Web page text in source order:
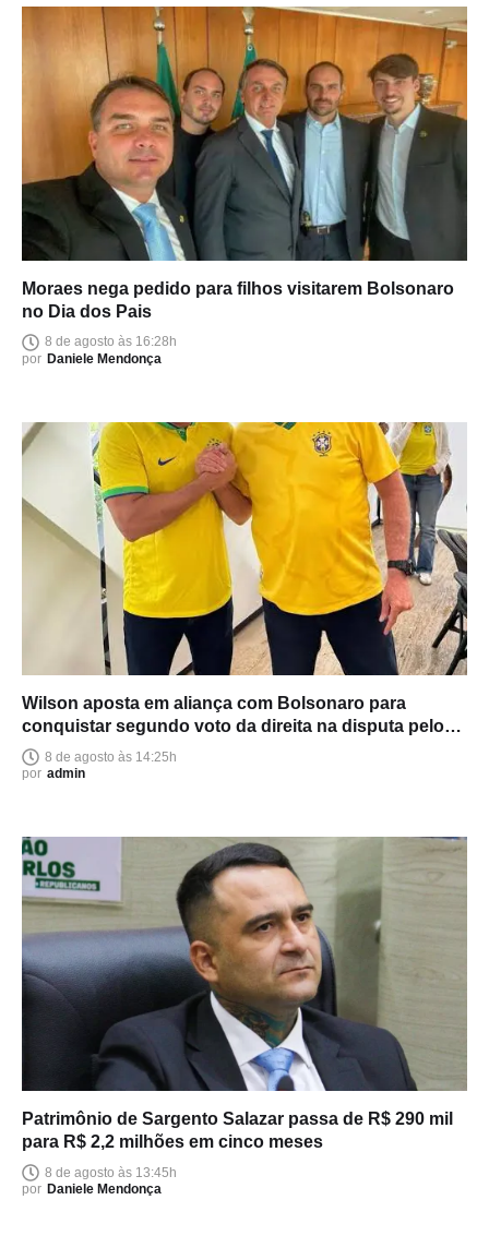
Moraes nega pedido para filhos visitarem Bolsonaro
no Dia dos Pais
8 de agosto às 16:28h
por Daniele Mendonça
Wilson aposta em aliança com Bolsonaro para
conquistar segundo voto da direita na disputa pelo
Senado
8 de agosto às 14:25h
por admin
Patrimônio de Sargento Salazar passa de R$ 290 mil
para R$ 2,2 milhões em cinco meses
8 de agosto às 13:45h
por Daniele Mendonça